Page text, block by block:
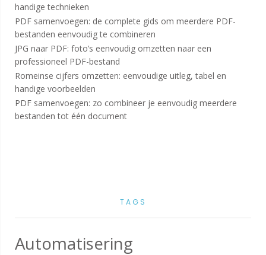
handige technieken
PDF samenvoegen: de complete gids om meerdere PDF-
bestanden eenvoudig te combineren
JPG naar PDF: foto’s eenvoudig omzetten naar een
professioneel PDF-bestand
Romeinse cijfers omzetten: eenvoudige uitleg, tabel en
handige voorbeelden
PDF samenvoegen: zo combineer je eenvoudig meerdere
bestanden tot één document
TAGS
Automatisering